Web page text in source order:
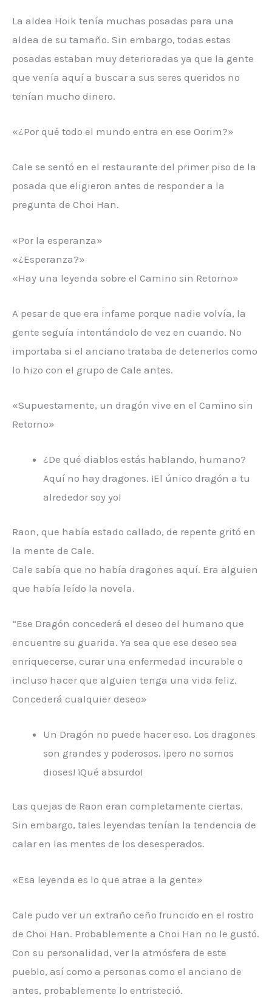
La aldea Hoik tenía muchas posadas para una
aldea de su tamaño. Sin embargo, todas estas
posadas estaban muy deterioradas ya que la gente
que venía aquí a buscar a sus seres queridos no
tenían mucho dinero.
«¿Por qué todo el mundo entra en ese Oorim?»
Cale se sentó en el restaurante del primer piso de la
posada que eligieron antes de responder a la
pregunta de Choi Han.
«Por la esperanza»
«¿Esperanza?»
«Hay una leyenda sobre el Camino sin Retorno»
A pesar de que era infame porque nadie volvía, la
gente seguía intentándolo de vez en cuando. No
importaba si el anciano trataba de detenerlos como
lo hizo con el grupo de Cale antes.
«Supuestamente, un dragón vive en el Camino sin
Retorno»
¿De qué diablos estás hablando, humano?
Aquí no hay dragones. ¡El único dragón a tu
alrededor soy yo!
Raon, que había estado callado, de repente gritó en
la mente de Cale.
Cale sabía que no había dragones aquí. Era alguien
que había leído la novela.
“Ese Dragón concederá el deseo del humano que
encuentre su guarida. Ya sea que ese deseo sea
enriquecerse, curar una enfermedad incurable o
incluso hacer que alguien tenga una vida feliz.
Concederá cualquier deseo»
Un Dragón no puede hacer eso. Los dragones
son grandes y poderosos, ¡pero no somos
dioses! ¡Qué absurdo!
Las quejas de Raon eran completamente ciertas.
Sin embargo, tales leyendas tenían la tendencia de
calar en las mentes de los desesperados.
«Esa leyenda es lo que atrae a la gente»
Cale pudo ver un extraño ceño fruncido en el rostro
de Choi Han. Probablemente a Choi Han no le gustó.
Con su personalidad, ver la atmósfera de este
pueblo, así como a personas como el anciano de
antes, probablemente lo entristeció.